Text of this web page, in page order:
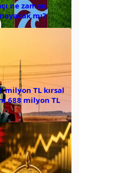
ne zaman,
mı?
milyon TL kırsal
688 milyon TL